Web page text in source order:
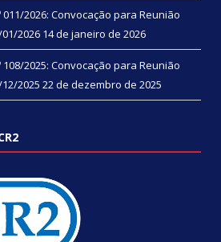
2026: Convocação para Reunião
2026 14 de janeiro de 2026
2025: Convocação para Reunião
2025 22 de dezembro de 2025